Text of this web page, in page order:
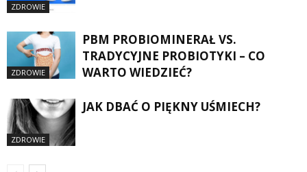
ZDROWIE
ZDROWIE
PBM PROBIOMINERAŁ VS.
TRADYCYJNE PROBIOTYKI – CO
WARTO WIEDZIEĆ?
ZDROWIE
JAK DBAĆ O PIĘKNY UŚMIECH?